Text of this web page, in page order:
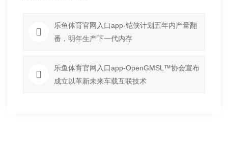
乐鱼体育官网入口app-铠侠计划五年内产量翻
番，明年生产下一代内存
乐鱼体育官网入口app-OpenGMSL™协会宣布
成立以革新未来车载互联技术